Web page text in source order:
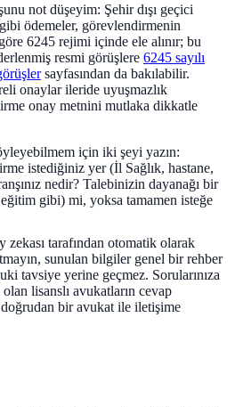
not düşeyim: Şehir dışı geçici
ödemeler, görevlendirmenin
6245 rejimi içinde ele alınır; bu
resmi görüşlere 6245 sayılı
sayfasından da bakılabilir.
onaylar ileride uyuşmazlık
onay metnini mutlaka dikkatle
için iki şeyi yazın:
istediğiniz yer (İl Sağlık, hastane,
nedir? Talebinizin dayanağı bir
gibi) mi, yoksa tamamen isteğe
tarafından otomatik olarak
sunulan bilgiler genel bir rehber
tavsiye yerine geçmez. Sorularınıza
lisanslı avukatların cevap
bir avukat ile iletişime